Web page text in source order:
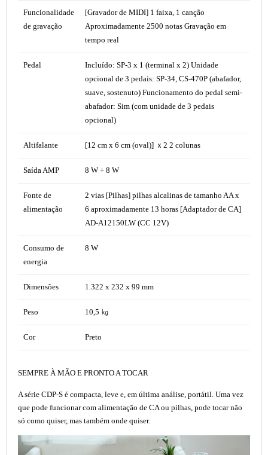
Funcionalidade
de gravação
[Gravador de MIDI] 1 faixa, 1 canção
Aproximadamente 2500 notas Gravação em
tempo real
Pedal
Incluído: SP-3 x 1 (terminal x 2) Unidade
opcional de 3 pedais: SP-34, CS-470P (abafador,
suave, sostenuto) Funcionamento do pedal semi-
abafador: Sim (com unidade de 3 pedais
opcional)
Altifalante [12 cm x 6 cm (oval)] ｘ2 2 colunas
Saída AMP 8 W + 8 W
Fonte de
alimentação
2 vias [Pilhas] pilhas alcalinas de tamanho AA x
6 aproximadamente 13 horas [Adaptador de CA]
AD-A12150LW (CC 12V)
Consumo de
energia
8 W
Dimensões 1.322 x 232 x 99 mm
Peso 10,5 ㎏
Cor Preto
SEMPRE À MÃO E PRONTO A TOCAR
A série CDP-S é compacta, leve e, em última análise, portátil. Uma vez
que pode funcionar com alimentação de CA ou pilhas, pode tocar não
só como quiser, mas também onde quiser.